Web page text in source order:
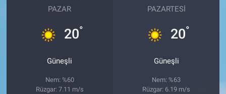
PAZAR
20°
Güneşli
Nem: %60
Rüzgar: 7.11 m/s
PAZARTESI
20°
Güneşli
Nem: %63
Rüzgar: 6.19 m/s